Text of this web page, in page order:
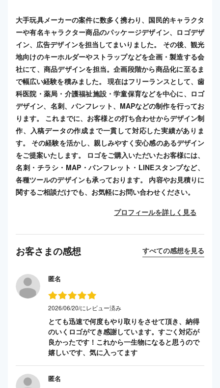
大手玩具メーカーの案件に数多く携わり、国民的キャラクタ
ーや有名キャラクター商品のパッケージデザイン、ロゴデザ
イン、広告デザインを担当してまいりました。 その後、観光
地向けのキーホルダーやストラップなどを企画・製造する会
社にて、商品デザインを担当。企画段階から商品化に至るま
で幅広い経験を積みました。 現在はフリーランスとして、歯
科医院・薬局・介護福祉施設・学童保育などを中心に、ロゴ
デザイン、名刺、パンフレット、MAPなどの制作を行ってお
ります。 これまでに、お客様との打ち合わせからデザイン制
作、入稿データの作成まで一貫して対応した実績がありま
す。 その経験を活かし、親しみやすく安心感のあるデザイン
をご提案いたします。 ロゴをご購入いただいたお客様には、
名刺・チラシ・MAP・パンフレット・LINEスタンプなど、
各種ツールのデザインも承っております。 内容やお見積りに
関するご相談だけでも、お気軽にお問い合わせください。
プロフィールを詳しく見る
お客さまの感想 すべての感想を見る
匿名
2026/06/20/にレビュー済み
とても迅速で何度もやり取りをさせて頂き、納得
のいくロゴがてき感謝しています。すごく対応が
良かったです！これから一生物になると思うので
嬉しいです、気に入ってます
匿名